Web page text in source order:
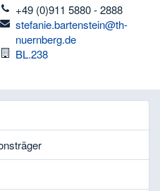
telefon
+49 (0)911 5880 - 2888
email
stefanie.bartenstein@th-
nuernberg.de
Raum
BL.238